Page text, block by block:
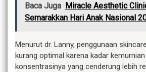
Baca Juga Miracle Aesthetic
Semarakkan Hari Anak Nasional
Menurut dr. Lanny, penggunaan
kurang optimal karena kadar
konsentrasinya yang cenderung lebih